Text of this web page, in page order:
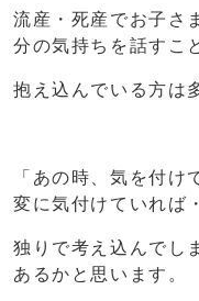
流産・死産でお子さ
分の気持ちを話すこ
抱え込んでいる方は
「あの時、気を付
変に気付けていれば
独りで考え込んでし
あるかと思います。